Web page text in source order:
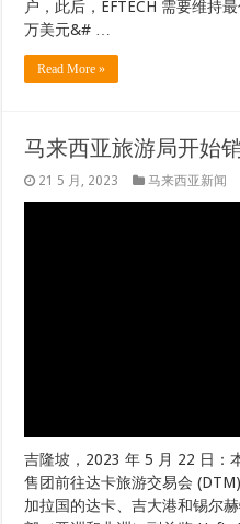
户，此后，EFTECH 需要维持
万美元&# …
Read More »
马来西亚旅游局开始
21 5 月, 2023 马来西亚新闻
Read More »